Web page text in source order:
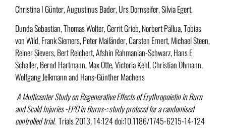
Christina I Günter, Augustinus Bader, Urs Dornseifer, Silvia Egert,
Dunda Sebastian, Thomas Wolter, Gerrit Grieb, Norbert Pallua, Tobias
von Wild, Frank Siemers, Peter Mailänder, Carsten Ernert, Michael Steen,
Reiner Sievers, Bert Reichert, Afshin Rahmanian-Schwarz, Hans E
Schaller, Bernd Hartmann, Max Otte, Victoria Kehl, Christian Ohmann,
Wolfgang Jelkmann and Hans-Günther Machens
A Multicenter Study on Regenerative Effects of Erythropoietin in Burn
and Scald Injuries -EPO in Burns-: study protocol for a randomised
controlled trial. Trials2013,14:124 doi:10.1186/1745-6215-14-124